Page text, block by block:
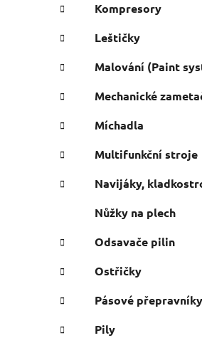
Kompresory
Leštičky
Malování (Paint
Mechanické
Míchadla
Multifunkční stroje
Navijáky,
Nůžky na plech
Odsavače pilin
Ostřičky
Pásové přepravníky
Pily